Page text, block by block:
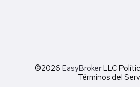
©2026 EasyBrokerLLC·
Términos del